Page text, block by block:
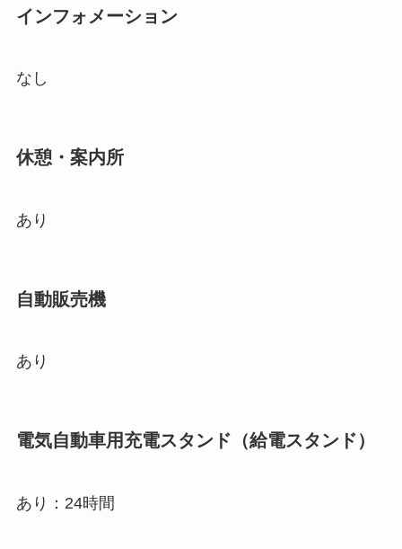
インフォメーション
なし
休憩・案内所
あり
自動販売機
あり
電気自動車用充電スタンド（給電スタンド）
あり：24時間